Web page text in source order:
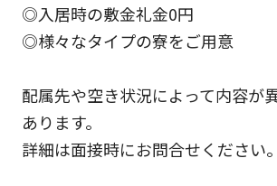
◎入居時の敷金礼金0円
◎様々なタイプの寮をご用意
配属先や空き状況によって内容が
あります。
詳細は面接時にお問合せください。